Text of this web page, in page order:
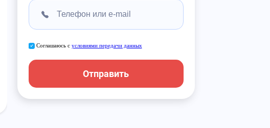
Соглашаюсь с условиями передачи данных
Отправить